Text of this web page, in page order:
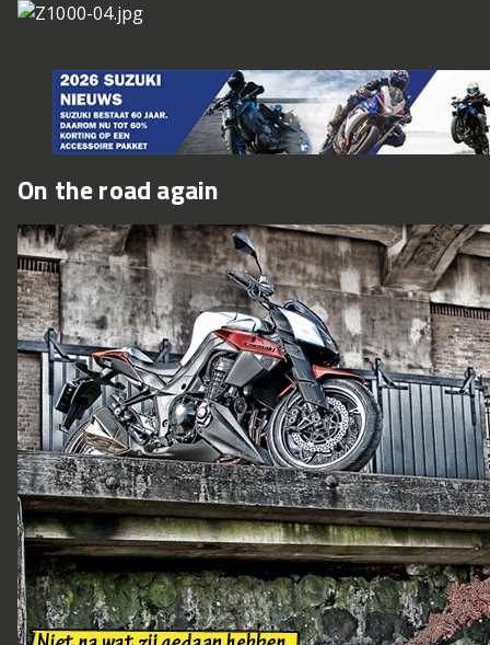
On the road again